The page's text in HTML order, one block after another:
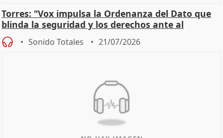
Torres: "Vox impulsa la Ordenanza del Dato que
blinda la seguridad y los derechos ante al
control"
Sonido Totales 21/07/2026